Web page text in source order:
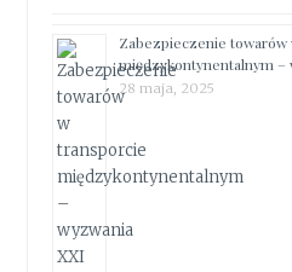
Zabezpieczenie towarów
międzykontynentalnym –
28 maja, 2025